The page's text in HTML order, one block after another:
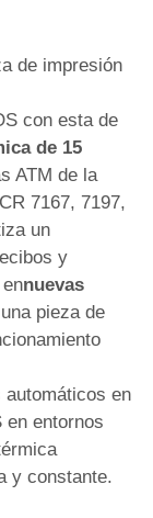
de impresión
con esta de
de 15
ATM de la
7167, 7197,
un
y
nuevas
pieza de
automáticos en
en entornos
y constante.